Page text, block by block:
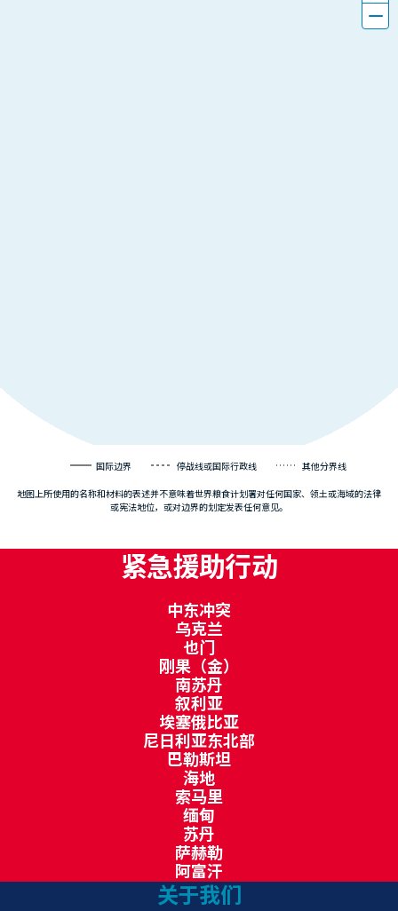
国际边界 停战线或国际行政线 其他分界线
地图上所使用的名称和材料的表述并不意味着世界粮食计划署对任何国家、领土或海域的法律
或宪法地位，或对边界的划定发表任何意见。
紧急援助行动
中东冲突
乌克兰
也门
刚果（金）
南苏丹
叙利亚
埃塞俄比亚
尼日利亚东北部
巴勒斯坦
海地
索马里
缅甸
苏丹
萨赫勒
阿富汗
关于我们